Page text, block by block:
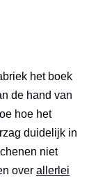
het boek
de hand van
hoe het
duidelijk in
niet
over allerlei